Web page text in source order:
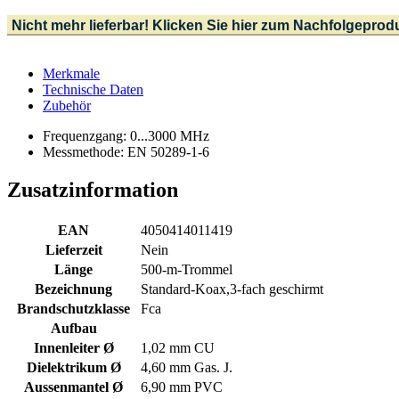
Nicht mehr lieferbar! Klicken Sie hier zum
Merkmale
Technische Daten
Zubehör
Frequenzgang: 0...3000 MHz
Messmethode: EN 50289-1-6
Zusatzinformation
EAN
4050414011419
Lieferzeit
Nein
Länge
500-m-Trommel
Bezeichnung
Standard-Koax,3-fach geschirmt
Brandschutzklasse
Fca
Aufbau
Innenleiter Ø
1,02 mm CU
Dielektrikum Ø
4,60 mm Gas. J.
Aussenmantel Ø
6,90 mm PVC